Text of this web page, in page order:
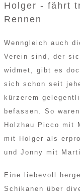
Holger - fährt
Rennen
Wenngleich auch
Verein sind, der
widmet, gibt es
sich schon seit
kürzerem
befassen. So
Holzhau Picco mit
mit Holger als
und Jonny mit
Eine liebevoll
Schikanen über